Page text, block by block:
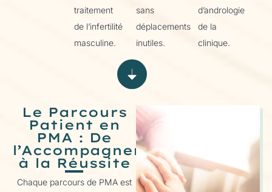
traitement
de l’infertilité
masculine.
sans
déplacements
inutiles.
d’andrologie
de la
clinique.
Le Parcours
Patient en
PMA : De
l’Accompagnement
à la Réussite
Chaque parcours de PMA est